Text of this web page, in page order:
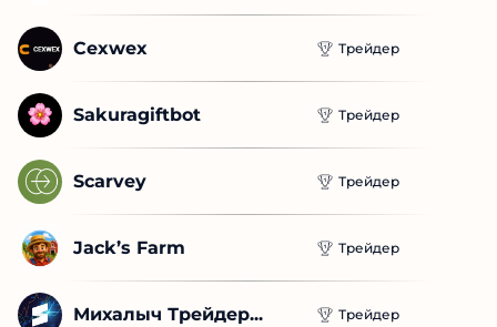
Cexwex Трейдер
Sakuragiftbot Трейдер
Scarvey Трейдер
Jack’s Farm Трейдер
Михалыч Трейдер... Трейдер